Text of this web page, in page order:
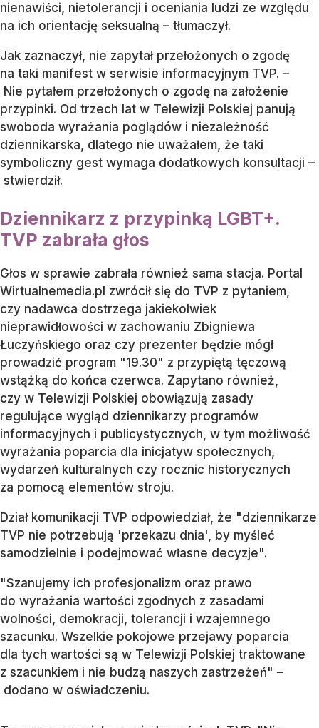
nienawiści, nietolerancji i oceniania ludzi ze względu
na ich orientację seksualną – tłumaczył.
Jak zaznaczył, nie zapytał przełożonych o zgodę
na taki manifest w serwisie informacyjnym TVP. –
Nie pytałem przełożonych o zgodę na założenie
przypinki. Od trzech lat w Telewizji Polskiej panują
swoboda wyrażania poglądów i niezależność
dziennikarska, dlatego nie uważałem, że taki
symboliczny gest wymaga dodatkowych konsultacji –
stwierdził.
Dziennikarz z przypinką LGBT+.
TVP zabrała głos
Głos w sprawie zabrała również sama stacja. Portal
Wirtualnemedia.pl zwrócił się do TVP z pytaniem,
czy nadawca dostrzega jakiekolwiek
nieprawidłowości w zachowaniu Zbigniewa
Łuczyńskiego oraz czy prezenter będzie mógł
prowadzić program "19.30" z przypiętą tęczową
wstążką do końca czerwca. Zapytano również,
czy w Telewizji Polskiej obowiązują zasady
regulujące wygląd dziennikarzy programów
informacyjnych i publicystycznych, w tym możliwość
wyrażania poparcia dla inicjatyw społecznych,
wydarzeń kulturalnych czy rocznic historycznych
za pomocą elementów stroju.
Dział komunikacji TVP odpowiedział, że "dziennikarze
TVP nie potrzebują 'przekazu dnia', by myśleć
samodzielnie i podejmować własne decyzje".
"Szanujemy ich profesjonalizm oraz prawo
do wyrażania wartości zgodnych z zasadami
wolności, demokracji, tolerancji i wzajemnego
szacunku. Wszelkie pokojowe przejawy poparcia
dla tych wartości są w Telewizji Polskiej traktowane
z szacunkiem i nie budzą naszych zastrzeżeń" –
dodano w oświadczeniu.